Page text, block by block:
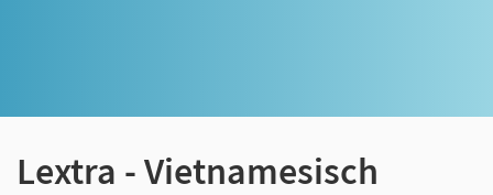
Lextra - Vietnamesisch